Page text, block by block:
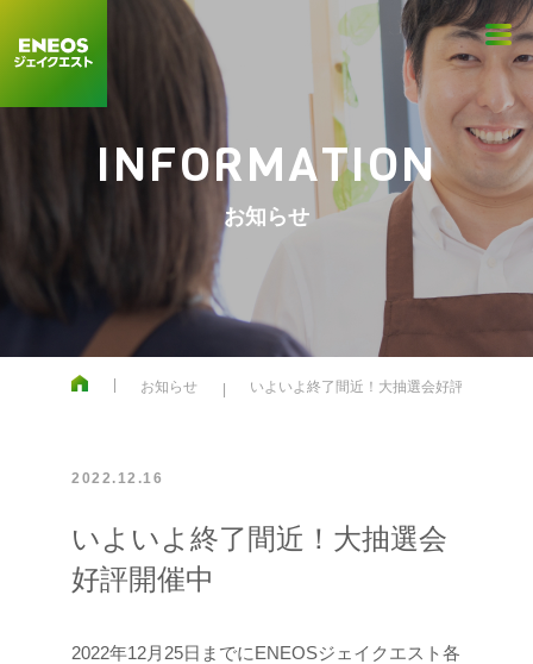
INFORMATION
お知らせ
お知らせ いよいよ終了間近！大抽選会好評開催中
いよいよ終了間近！大抽選会
好評開催中
2022.12.16
2022年12月25日までにENEOSジェイクエスト各